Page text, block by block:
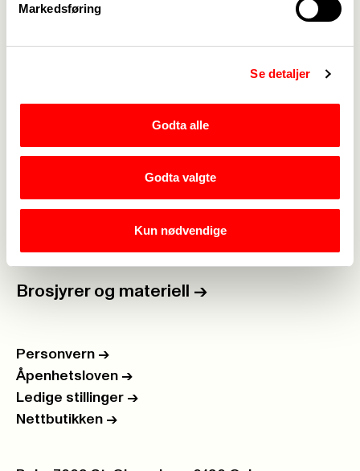
Markedsføring
Se detaljer
Godta alle
Godta valgte
Kun nødvendige
Kontakt oss
For tillitsvalgte ->
Rettigheter i arbeidslivet ->
Brosjyrer og materiell ->
Personvern ->
Åpenhetsloven ->
Ledige stillinger ->
Nettbutikken ->